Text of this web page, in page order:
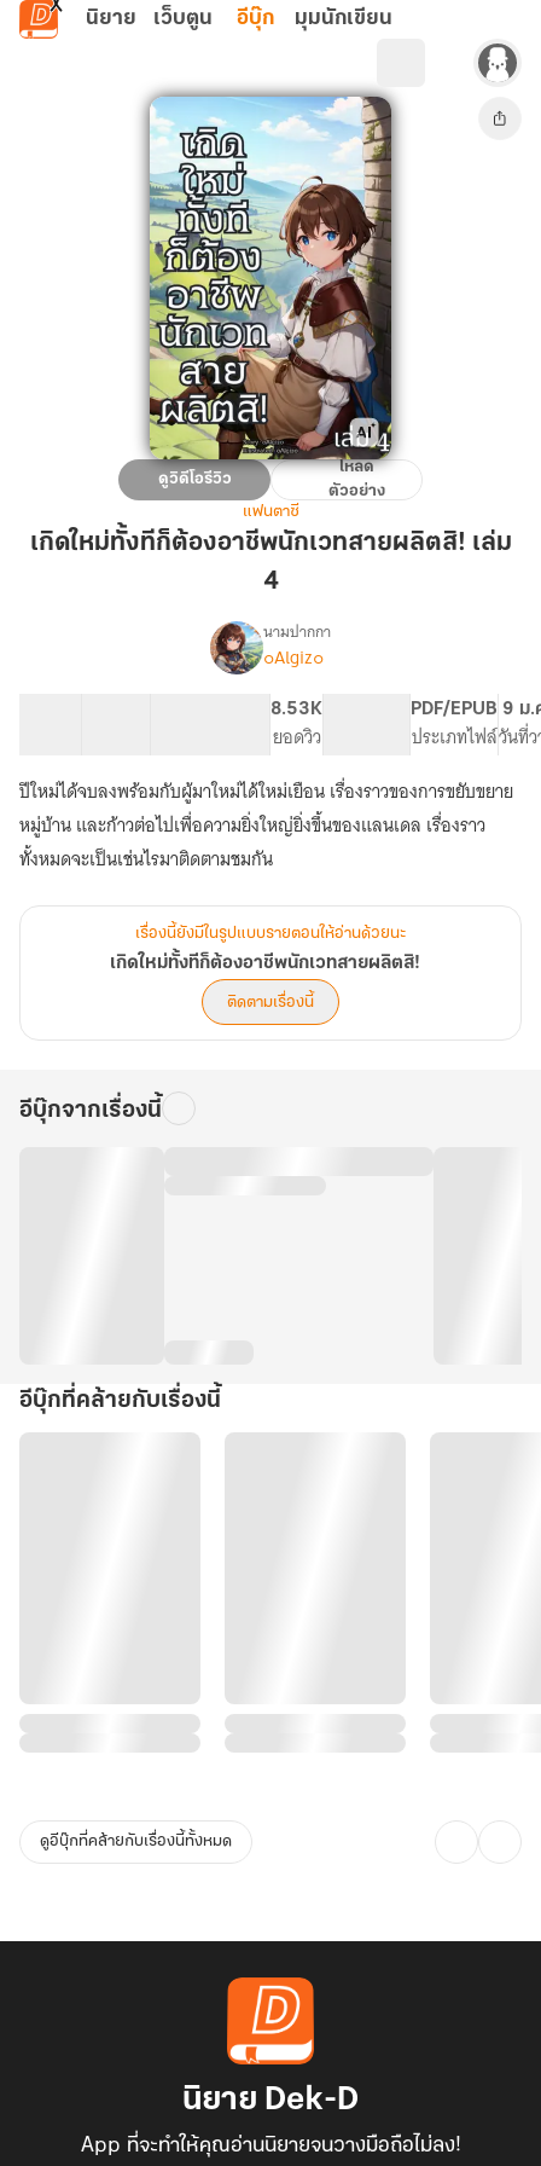
ข้ามไปยังเนื้อหาหลัก
นิยาย เว็บตูน อีบุ๊ก มุมนักเขียน
เกิด
ใหม่
ทั้งที
สิ!
เล่ม
4
ดูวิดีโอรีวิว
โหลด
ตัวอย่าง
แฟนตาซี
เกิดใหม่ทั้งทีก็ต้องอาชีพนักเวทสายผลิตสิ! เล่ม
4
เรื่อง
ใหม่
ทั้งที
ก็
ต้อง
อาชีพ
นัก
เวท
สาย
สิ!
นามปากกา
๐Algiz๐
8.53K
ยอดวิว
PDF/EPUB
ประเภทไฟล์
9 ม.
วันที่
ปีใหม่ได้จบลงพร้อมกับผู้มาใหม่ได้ใหม่เยือน เรื่องราวของการขยับขยาย
หมู่บ้าน และก้าวต่อไปเพื่อความยิ่งใหญ่ยิ่งขึ้นของแลนเดล เรื่องราว
ทั้งหมดจะเป็นเช่นไรมาติดตามชมกัน
เรื่องนี้ยังมีในรูปแบบรายตอนให้อ่านด้วยนะ
เกิดใหม่ทั้งทีก็ต้องอาชีพนักเวทสายผลิตสิ!
ติดตามเรื่องนี้
อีบุ๊กจากเรื่องนี้
อีบุ๊กที่คล้ายกับเรื่องนี้
ดูอีบุ๊กที่คล้ายกับเรื่องนี้ทั้งหมด
นิยาย Dek-D
App ที่จะทำให้คุณอ่านนิยายจนวางมือถือไม่ลง!